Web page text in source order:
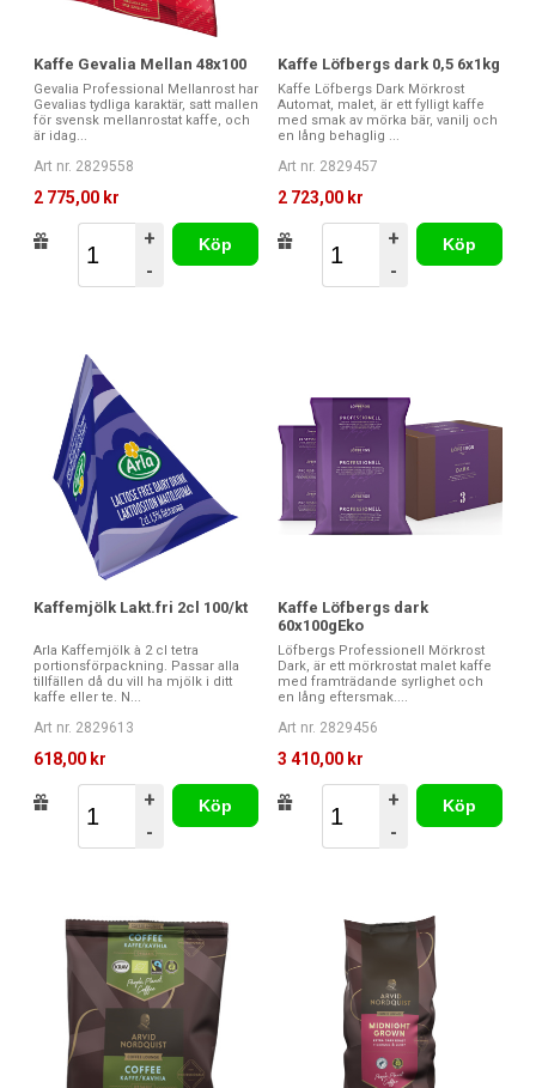
Kaffe Gevalia Mellan 48x100
Gevalia Professional Mellanrost har
Gevalias tydliga karaktär, satt mallen
för svensk mellanrostat kaffe, och
är idag...
Art nr. 2829558
2 775,00 kr
+
-
Köp
Kaffe Löfbergs dark 0,5 6x1kg
Kaffe Löfbergs Dark Mörkrost
Automat, malet, är ett fylligt kaffe
med smak av mörka bär, vanilj och
en lång behaglig ...
Art nr. 2829457
2 723,00 kr
+
-
Köp
Kaffemjölk Lakt.fri 2cl 100/kt
Arla Kaffemjölk à 2 cl tetra
portionsförpackning. Passar alla
tillfällen då du vill ha mjölk i ditt
kaffe eller te. N...
Art nr. 2829613
618,00 kr
+
-
Köp
Kaffe Löfbergs dark
60x100gEko
Löfbergs Professionell Mörkrost
Dark, är ett mörkrostat malet kaffe
med framträdande syrlighet och
en lång eftersmak....
Art nr. 2829456
3 410,00 kr
+
-
Köp